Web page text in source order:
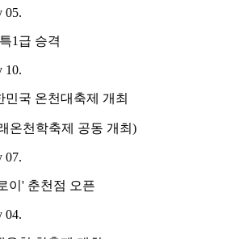
05.
1급 승격
10.
민국 온천대축제 개최
온천학축제 공동 개최)
07.
이' 춘천점 오픈
04.